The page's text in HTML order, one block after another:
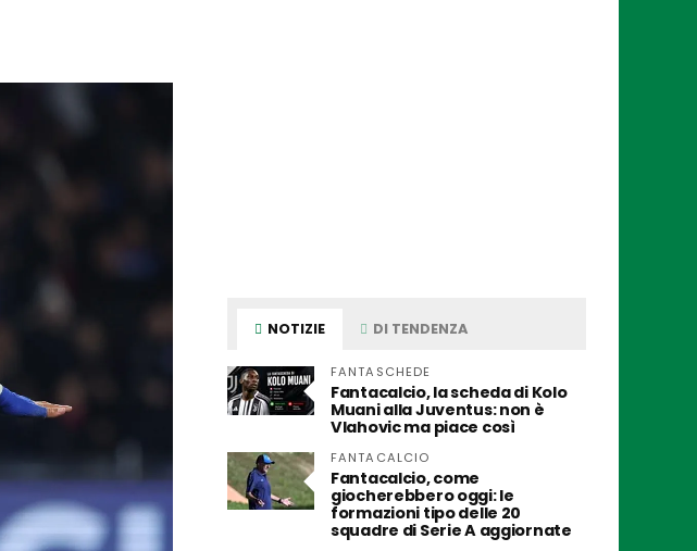
NOTIZIE DI TENDENZA
FANTASCHEDE
Fantacalcio, la scheda di Kolo
Muani alla Juventus: non è
Vlahovic ma piace così
FANTACALCIO
Fantacalcio, come
giocherebbero oggi: le
formazioni tipo delle 20
squadre di Serie A aggiornate